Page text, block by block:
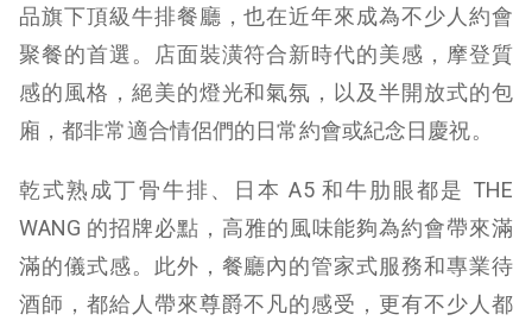
品旗下頂級牛排餐廳，也在近年來成為不少人約會
聚餐的首選。店面裝潢符合新時代的美感，摩登質
感的風格，絕美的燈光和氣氛，以及半開放式的包
廂，都非常適合情侶們的日常約會或紀念日慶祝。
乾式熟成丁骨牛排、日本 A5 和牛肋眼都是 THE
WANG 的招牌必點，高雅的風味能夠為約會帶來滿
滿的儀式感。此外，餐廳內的管家式服務和專業待
酒師，都給人帶來尊爵不凡的感受，更有不少人都